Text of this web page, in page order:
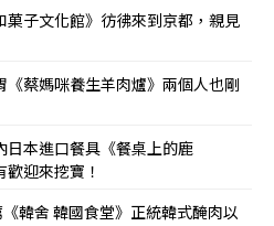
子文化館》彷彿來到京都，親見
蔡媽咪養生羊肉爐》兩個人也剛
本進口餐具《餐桌上的鹿
迎來挖寶！
韓舍 韓國食堂》正統韓式醃肉以